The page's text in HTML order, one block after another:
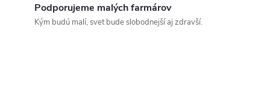
Podporujeme malých farmárov
Kým budú malí, svet bude slobodnejší aj zdravší.